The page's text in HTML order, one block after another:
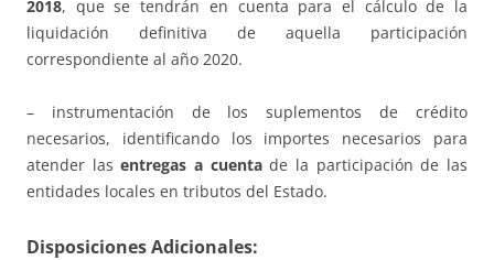
2018, que se tendrán en cuenta para el cálculo de la
liquidación definitiva de aquella participación
correspondiente al año 2020.
– instrumentación de los suplementos de crédito
necesarios, identificando los importes necesarios para
atender lasentregas a cuentade la participación de las
entidades locales en tributos del Estado.
Disposiciones Adicionales: